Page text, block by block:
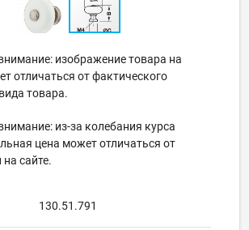
изображение товара на
отличаться от фактического
товара.
из-за колебания курса
цена может отличаться от
сайте.
130.51.791